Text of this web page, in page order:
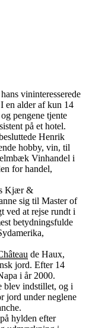
vininteresserede
en alder af kun 14
pengene tjente
på et hotel.
Henrik
hobby, vin, til
Vinhandel i
for handel,
Kjær &
sig til Master of
ved at rejse rundt i
betydningsfulde
de Haux,
jord. Efter 14
i år 2000.
blev indstillet, og i
jord under neglene
hylden efter